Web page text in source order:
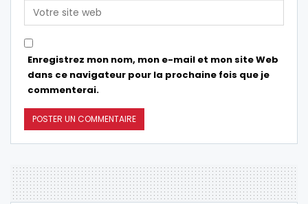
Enregistrez mon nom, mon e-mail et mon site Web
dans ce navigateur pour la prochaine fois que je
commenterai.